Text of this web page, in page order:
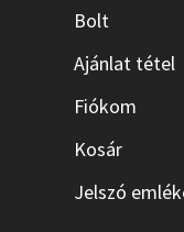
Bolt
Ajánlat tétel
Fiókom
Kosár
Jelszó